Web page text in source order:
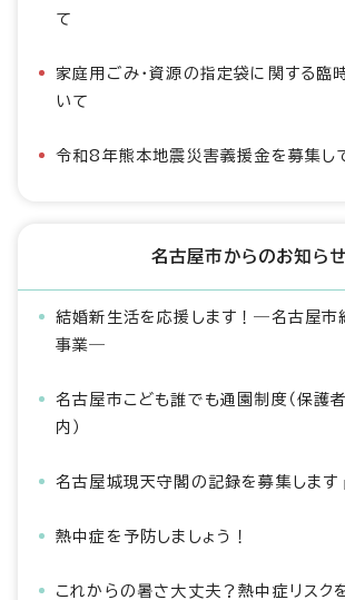
て
家庭用ごみ・資源の指定袋に関する臨
いて
令和8年熊本地震災害義援金を募集し
名古屋市からのお知らせ
結婚新生活を応援します！―名古屋市
事業―
名古屋市こども誰でも通園制度（保護
内）
名古屋城現天守閣の記録を募集します
熱中症を予防しましょう！
これからの暑さ大丈夫？熱中症リスク